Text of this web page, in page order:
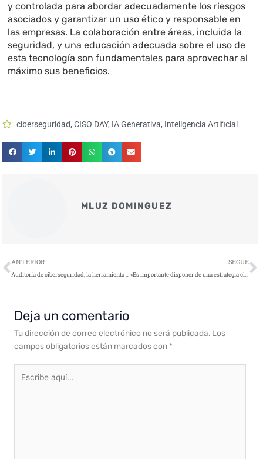
y controlada para abordar adecuadamente los riesgos
asociados y garantizar un uso ético y responsable en
las empresas. La colaboración entre áreas, incluida la
seguridad, y una educación adecuada sobre el uso de
esta tecnología son fundamentales para aprovechar al
máximo sus beneficios.
ciberseguridad,CISO DAY, IA Generativa, Inteligencia Artificial
MLUZ DOMINGUEZ
Ant
ANTERIOR
Auditoría de ciberseguridad, la herramienta para proteger empresas y detectar vulnerabilidades durante las vacaciones
SEGUE
«Es importante disponer de una estrategia clara y bien definida que permita elevar al máximo posible la protección de los servicios»
Deja un comentario
Tu dirección de correo electrónico no será publicada. Los
campos obligatorios están marcados con *
aquí...